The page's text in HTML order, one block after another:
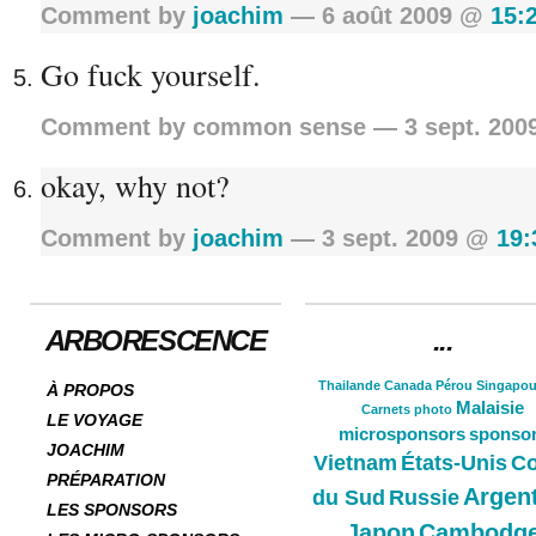
Comment by joachim — 6 août 2009 @
Go fuck yourself.
Comment by common sense — 3 sept.
okay, why not?
Comment by joachim — 3 sept. 2009 @
ARBORESCENCE
À PROPOS
LE VOYAGE
JOACHIM
PRÉPARATION
LES SPONSORS
...
Thailande Canada Pérou
Carnets photo Malaisie
microsponsors
Vietnam États-Unis
du Sud Russie